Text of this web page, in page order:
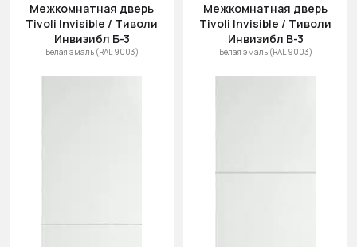
Межкомнатная дверь
Tivoli Invisible / Тиволи
Инвизибл Б-3
Белая эмаль (RAL 9003)
Межкомнатная дверь
Tivoli Invisible / Тиволи
Инвизибл В-3
Белая эмаль (RAL 9003)